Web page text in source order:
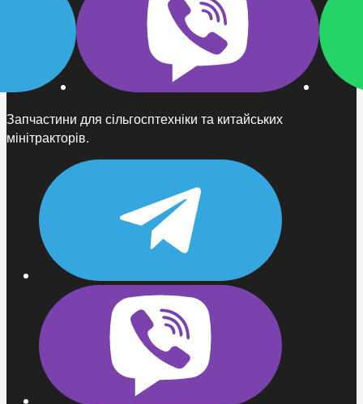
Запчастини для сільгосптехніки та китайських
мінітракторів.